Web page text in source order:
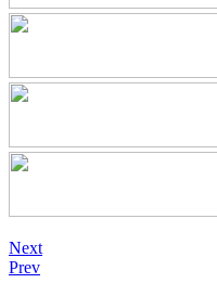
Next
Prev